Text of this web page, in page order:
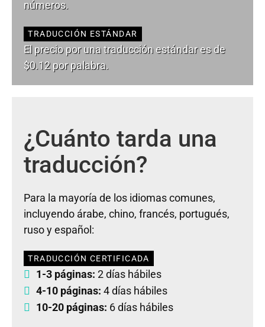
números.
TRADUCCIÓN ESTÁNDAR
El precio por una traducción estándar es de
$0.12 por palabra.
¿Cuánto tarda una
traducción?
Para la mayoría de los idiomas comunes,
incluyendo árabe, chino, francés, portugués,
ruso y español:
TRADUCCIÓN CERTIFICADA
1-3 páginas: 2 días hábiles
4-10 páginas: 4 días hábiles
10-20 páginas: 6 días hábiles